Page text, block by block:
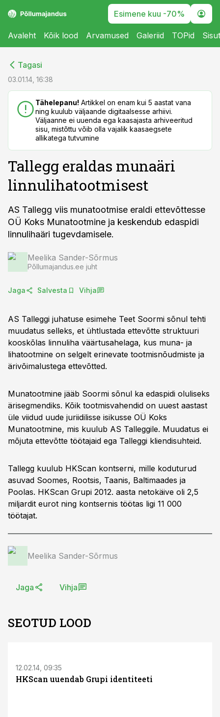
Esimene kuu -70%
Avaleht Kõik lood Arvamused Galeriid TOPid
Tagasi
03.01.14, 16:38
Tähelepanu! Artikkel on enam kui 5 aastat vana
ning kuulub väljaande digitaalsesse arhiivi.
Väljaanne ei uuenda ega kaasajasta arhiveeritud
sisu, mistõttu võib olla vajalik kaasaegsete
allikatega tutvumine
Tallegg eraldas munaäri
linnulihatootmisest
AS Tallegg viis munatootmise eraldi ettevõttesse
OÜ Koks Munatootmine ja keskendub edaspidi
linnulihaäri tugevdamisele.
Meelika Sander-Sõrmus
Põllumajandus.ee juht
Jaga Salvesta Vihja
AS Talleggi juhatuse esimehe Teet Soormi sõnul tehti
muudatus selleks, et ühtlustada ettevõtte struktuuri
kooskõlas linnuliha väärtusahelaga, kus muna- ja
lihatootmine on selgelt erinevate tootmisnõudmiste ja
ärivõimalustega ettevõtted.
Munatootmine jääb Soormi sõnul ka edaspidi oluliseks
ärisegmendiks. Kõik tootmisvahendid on uuest aastast
üle viidud uude juriidilisse isikusse OÜ Koks
Munatootmine, mis kuulub AS Talleggile. Muudatus ei
mõjuta ettevõtte töötajaid ega Talleggi kliendisuhteid.
Tallegg kuulub HKScan kontserni, mille koduturud
asuvad Soomes, Rootsis, Taanis, Baltimaades ja
Poolas. HKScan Grupi 2012. aasta netokäive oli 2,5
miljardit eurot ning kontsernis töötas ligi 11 000
töötajat.
Meelika Sander-Sõrmus
Jaga Vihja
SEOTUD LOOD
12.02.14, 09:35
HKScan uuendab Grupi identiteeti